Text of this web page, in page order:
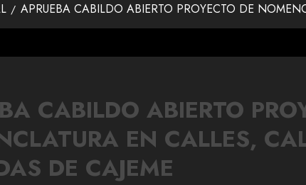
APRUEBA CABILDO ABIERTO PROYECTO DE
CABILDO ABIERTO
EN CALLES,
DE CAJEME